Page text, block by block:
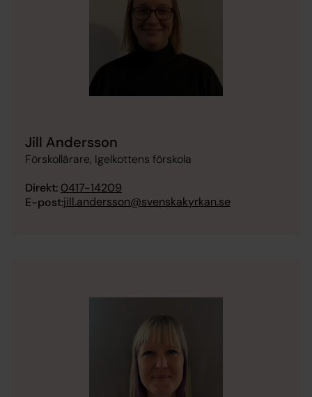
Jill Andersson
Förskollärare, Igelkottens förskola
Direkt: 0417-14209
E-post:jill.andersson@svenskakyrkan.se